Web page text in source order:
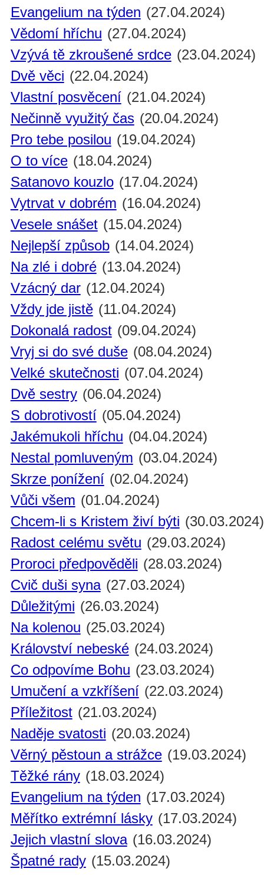
Evangelium na týden (27.04.2024)
Vědomí hříchu (27.04.2024)
Vzývá tě zkroušené srdce (23.04.2024)
Dvě věci (22.04.2024)
Vlastní posvěcení (21.04.2024)
Nečinně využitý čas (20.04.2024)
Pro tebe posilou (19.04.2024)
O to více (18.04.2024)
Satanovo kouzlo (17.04.2024)
Vytrvat v dobrém (16.04.2024)
Vesele snášet (15.04.2024)
Nejlepší způsob (14.04.2024)
Na zlé i dobré (13.04.2024)
Vzácný dar (12.04.2024)
Vždy jde jistě (11.04.2024)
Dokonalá radost (09.04.2024)
Vryj si do své duše (08.04.2024)
Velké skutečnosti (07.04.2024)
Dvě sestry (06.04.2024)
S dobrotivostí (05.04.2024)
Jakémukoli hříchu (04.04.2024)
Nestal pomluveným (03.04.2024)
Skrze ponížení (02.04.2024)
Vůči všem (01.04.2024)
Chcem-li s Kristem živí býti (30.03.2024)
Radost celému světu (29.03.2024)
Proroci předpověděli (28.03.2024)
Cvič duši syna (27.03.2024)
Důležitými (26.03.2024)
Na kolenou (25.03.2024)
Království nebeské (24.03.2024)
Co odpovíme Bohu (23.03.2024)
Umučení a vzkříšení (22.03.2024)
Příležitost (21.03.2024)
Naděje svatosti (20.03.2024)
Věrný pěstoun a strážce (19.03.2024)
Těžké rány (18.03.2024)
Evangelium na týden (17.03.2024)
Měřítko extrémní lásky (17.03.2024)
Jejich vlastní slova (16.03.2024)
Špatné rady (15.03.2024)